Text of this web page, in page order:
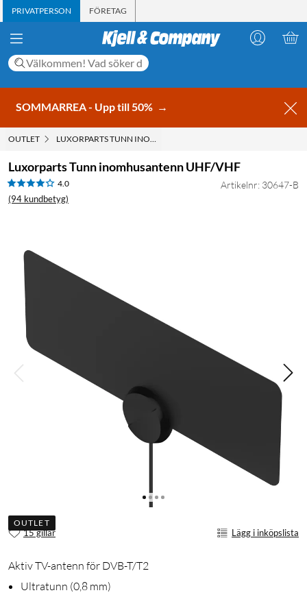
PRIVATPERSON FÖRETAG
SOMMARREA - Upp till 50% →
OUTLET LUXORPARTS TUNN INOMHUSANTENN UHF/VHF
Luxorparts Tunn inomhusantenn UHF/VHF
4.0
(94 kundbetyg)
Artikelnr: 30647-B
OUTLET
15 gillar Lägg i inköpslista
Aktiv TV-antenn för DVB-T/T2
Ultratunn (0,8 mm)